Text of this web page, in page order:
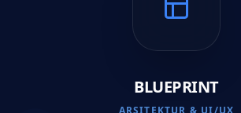
BLUEPRINT
ARSITEKTUR & UI/UX